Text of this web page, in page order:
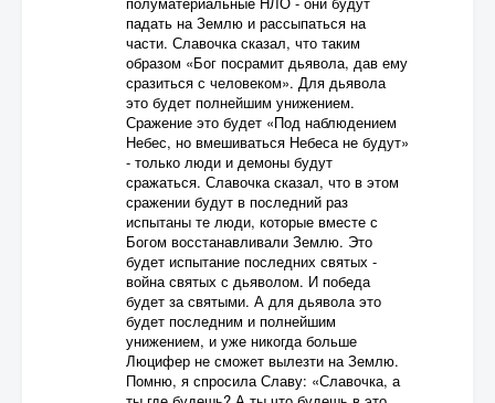
падать на Землю и рассыпаться на
части. Славочка сказал, что таким
образом «Бог посрамит дьявола, дав ему
сразиться с человеком». Для дьявола
это будет полнейшим унижением.
Сражение это будет «Под наблюдением
Небес, но вмешиваться Небеса не будут»
- только люди и демоны будут
сражаться. Славочка сказал, что в этом
сражении будут в последний раз
испытаны те люди, которые вместе с
Богом восстанавливали Землю. Это
будет испытание последних святых -
война святых с дьяволом. И победа
будет за святыми. А для дьявола это
будет последним и полнейшим
унижением, и уже никогда больше
Люцифер не сможет вылезти на Землю.
Помню, я спросила Славу: «Славочка, а